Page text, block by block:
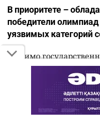
В приоритете –
победители
уязвимых категорий
Помимо
грантов, выделяемых
бюджета и средств
органов, высшие
предоставляют